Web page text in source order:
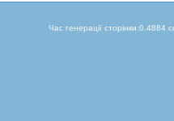
Час генерації сторінки:0.4884